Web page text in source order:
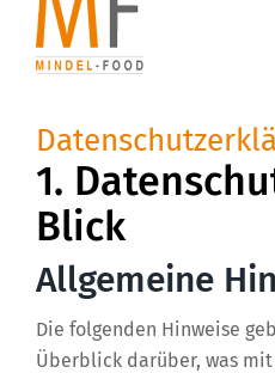
1.
Blick
Allgemeine
Die folgenden Hinweise
Überblick darüber, was